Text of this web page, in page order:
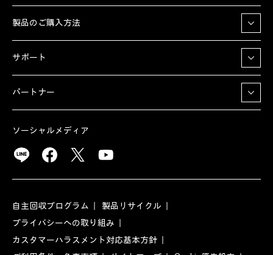
製品のご購入方法
サポート
パートナー
ソーシャルメディア
自主回収プログラム
製品リサイクル
プライバシーへの取り組み
カスタマーハラスメント対応基本方針